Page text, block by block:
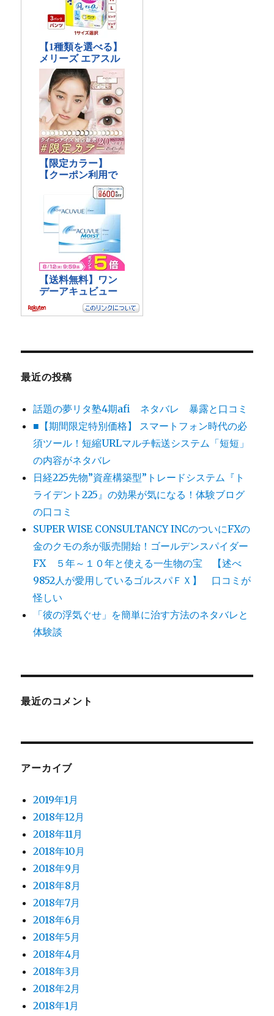
最近の投稿
話題の夢リタ塾4期afi ネタバレ 暴露と口コミ
■【期間限定特別価格】 スマートフォン時代の必
須ツール！短縮URLマルチ転送システム「短短」
の内容がネタバレ
日経225先物”資産構築型”トレードシステム『ト
ライデント225』の効果が気になる！体験ブログ
の口コミ
SUPER WISE CONSULTANCY INCのついにFXの
金のクモの糸が販売開始！ゴールデンスパイダー
FX ５年～１０年と使える一生物の宝 【述べ
9852人が愛用しているゴルスパＦＸ】 口コミが
怪しい
「彼の浮気ぐせ」を簡単に治す方法のネタバレと
体験談
最近のコメント
アーカイブ
2019年1月
2018年12月
2018年11月
2018年10月
2018年9月
2018年8月
2018年7月
2018年6月
2018年5月
2018年4月
2018年3月
2018年2月
2018年1月